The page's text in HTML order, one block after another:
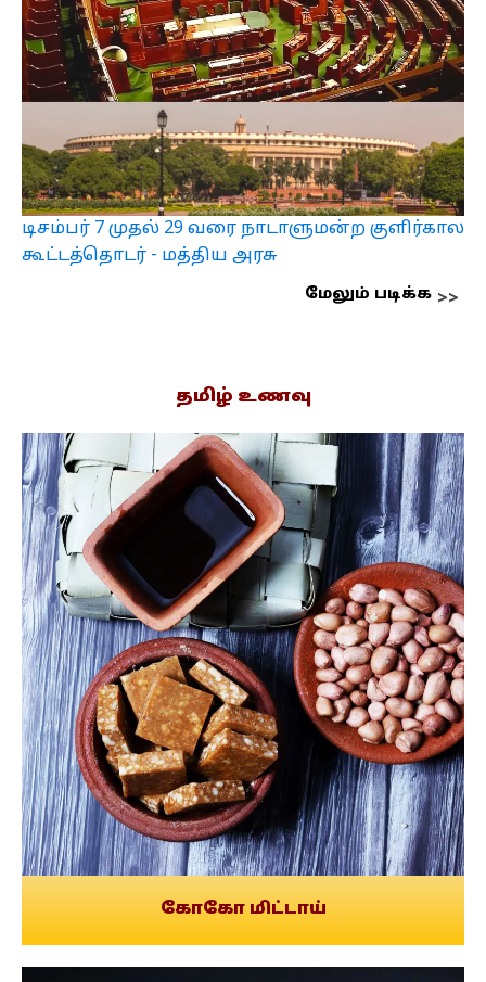
டிசம்பர் 7 முதல் 29 வரை நாடாளுமன்ற குளிர்கால
கூட்டத்தொடர் - மத்திய அரசு
மேலும் படிக்க
தமிழ் உணவு
கோகோ மிட்டாய்